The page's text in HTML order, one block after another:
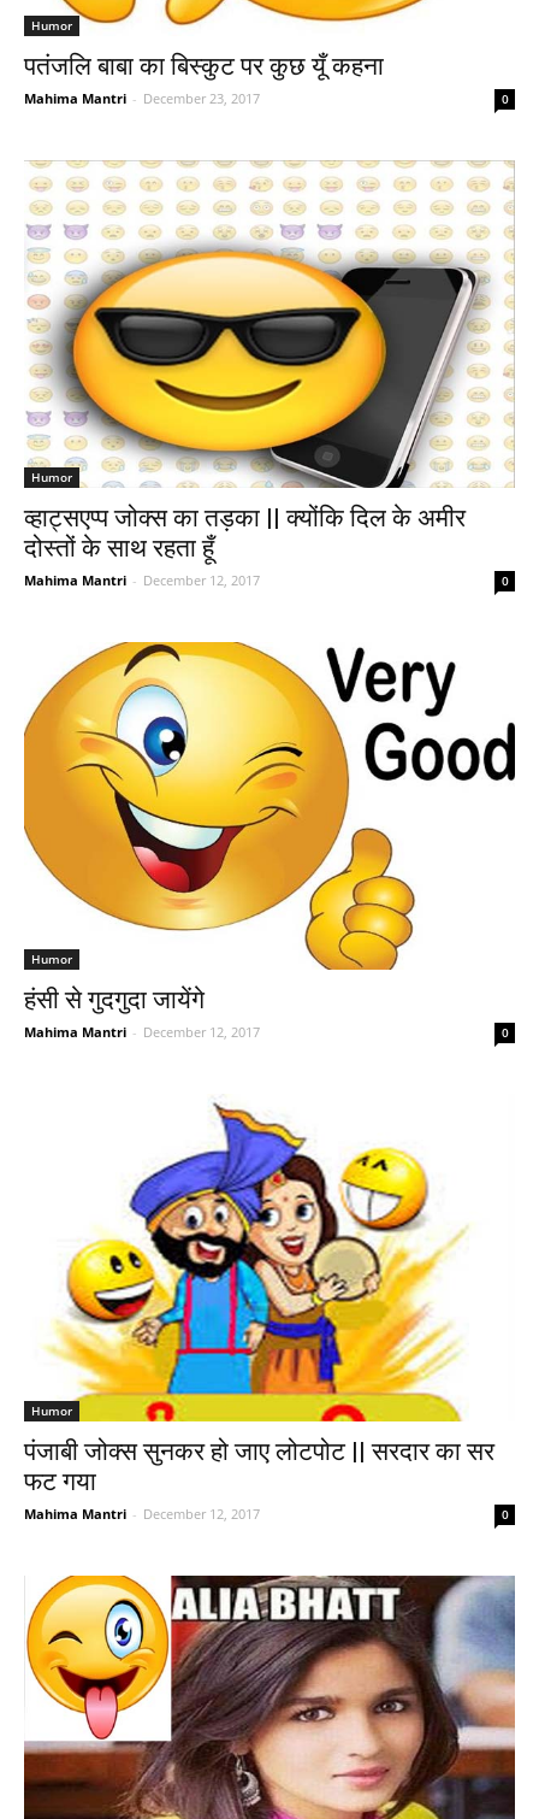
Humor
पतंजलि बाबा का बिस्कुट पर कुछ यूँ कहना
Mahima Mantri - December 23, 2017 0
Humor
व्हाट्सएप्प जोक्स का तड़का || क्योंकि दिल के अमीर
दोस्तों के साथ रहता हूँ
Mahima Mantri - December 12, 2017 0
Humor
हंसी से गुदगुदा जायेंगे
Mahima Mantri - December 12, 2017 0
Humor
पंजाबी जोक्स सुनकर हो जाए लोटपोट || सरदार का सर
फट गया
Mahima Mantri - December 12, 2017 0